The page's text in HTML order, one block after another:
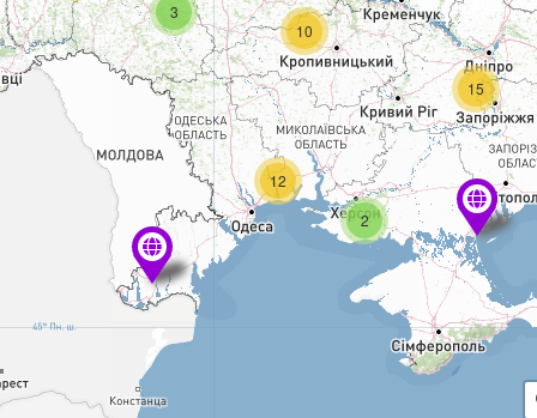
10
15
3
2
12